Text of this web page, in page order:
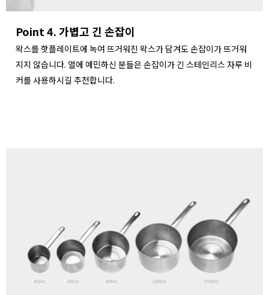
Point 4. 가볍고 긴 손잡이
왁스를 핫플레이트에 녹여 뜨거워진 왁스가 담겨도 손잡이가 뜨거워
지지 않습니다. 열에 예민하신 분들은 손잡이가 긴 스테인리스 자루 비
커를 사용하시길 추천합니다.